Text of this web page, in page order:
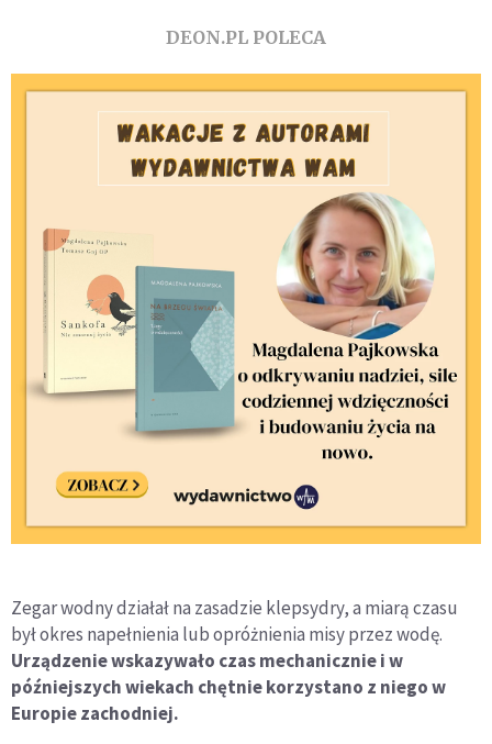
DEON.PL POLECA
Zegar wodny działał na zasadzie klepsydry, a miarą czasu
był okres napełnienia lub opróżnienia misy przez wodę.
Urządzenie wskazywało czas mechanicznie i w
późniejszych wiekach chętnie korzystano z niego w
Europie zachodniej.